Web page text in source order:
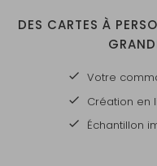
DES CARTES À
Votre
Création en
Échantillon